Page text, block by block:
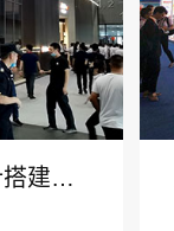
2022广州建博会双层展台设计搭建案例_欧派家居